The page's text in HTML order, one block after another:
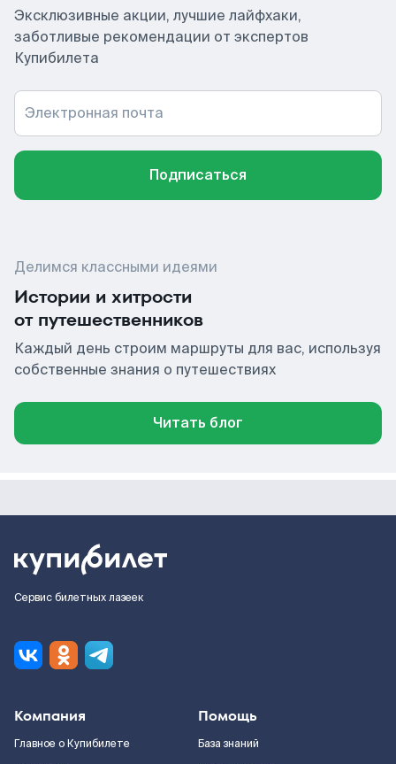
Эксклюзивные акции, лучшие лайфхаки,
заботливые рекомендации от экспертов
Купибилета
Электронная почта
Подписаться
Делимся классными идеями
Истории и хитрости
от путешественников
Каждый день строим маршруты для вас, используя
собственные знания о путешествиях
Читать блог
Сервис билетных лазеек
Компания
Главное о Купибилете
Помощь
База знаний